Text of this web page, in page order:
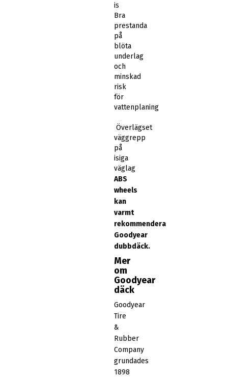
is
Bra
prestanda
på
blöta
underlag
och
minskad
risk
för
vattenplaning
Överlägset
väggrepp
på
isiga
väglag
ABS
wheels
kan
varmt
rekommendera
Goodyear
dubbdäck.
Mer
om
Goodyear
däck
Goodyear
Tire
&
Rubber
Company
grundades
1898